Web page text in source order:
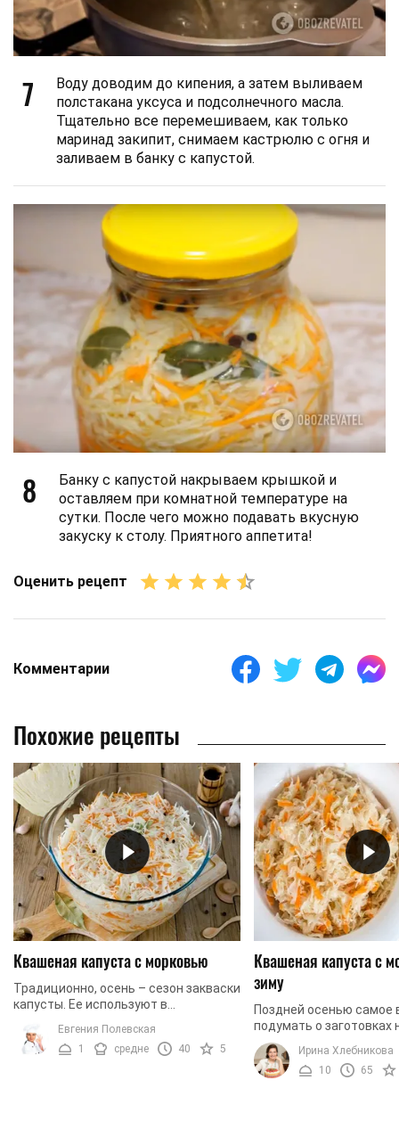
7
Воду доводим до кипения, а затем выливаем
полстакана уксуса и подсолнечного масла.
Тщательно все перемешиваем, как только
маринад закипит, снимаем кастрюлю с огня и
заливаем в банку с капустой.
8
Банку с капустой накрываем крышкой и
оставляем при комнатной температуре на
сутки. После чего можно подавать вкусную
закуску к столу. Приятного аппетита!
Оценить рецепт
Комментарии
Похожие рецепты
Квашеная капуста с морковью
Традиционно, осень – сезон закваски
капусты. Ее используют в
имеет приятный вкус. Также она
очень полезна, и даже ...
Евгения Полевская
1
средне 40 5
Квашеная капуста с
зиму
Поздней осенью самое
подумать о заготовках
Предлагаем вам
квашеную капусту,
наслаждаться вкусной
Ирина Хлебникова
10
65